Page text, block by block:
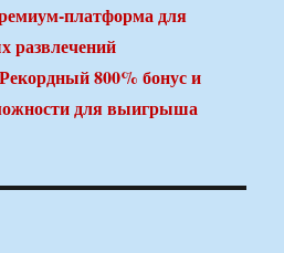
платформа для
развлечений
800% бонус и
для выигрыша